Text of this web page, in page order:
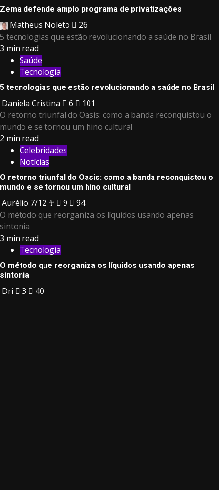
Zema defende amplo programa de privatizações
Matheus Noleto
26
5 tecnologias que estão revolucionando a saúde no Brasil
3 min read
Saúde
Tecnologia
5 tecnologias que estão revolucionando a saúde no Brasil
Daniela Cristina 6
101
O retorno triunfal do Oasis: como a banda reconquistou o
mundo e se tornou um hino cultural
2 min read
Celebridades
Notícias
O retorno triunfal do Oasis: como a banda reconquistou o
mundo e se tornou um hino cultural
Aurélio 7/12 ☥ 9
94
​O método que reorganiza os líquidos usando apenas
sintonia
3 min read
Tecnologia
​O método que reorganiza os líquidos usando apenas
sintonia
Dri 3 40